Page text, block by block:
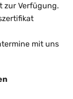
zur Verfügung.
mit uns